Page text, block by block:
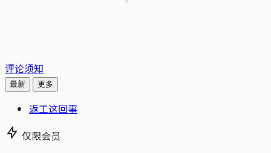
评论须知
最新 更多
返工这回事
仅限会员